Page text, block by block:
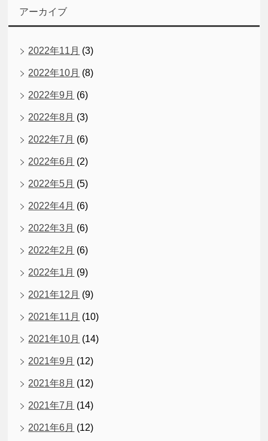
アーカイブ
2022年11月 (3)
2022年10月 (8)
2022年9月 (6)
2022年8月 (3)
2022年7月 (6)
2022年6月 (2)
2022年5月 (5)
2022年4月 (6)
2022年3月 (6)
2022年2月 (6)
2022年1月 (9)
2021年12月 (9)
2021年11月 (10)
2021年10月 (14)
2021年9月 (12)
2021年8月 (12)
2021年7月 (14)
2021年6月 (12)